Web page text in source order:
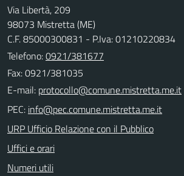
Via Libertà, 209
98073 Mistretta (ME)
C.F. 85000300831 - P.Iva: 01210220834
Telefono:0921/381677
Fax: 0921/381035
E-mail:
PEC:
URP Ufficio Relazione con il Pubblico
Uffici e orari
Numeri utili